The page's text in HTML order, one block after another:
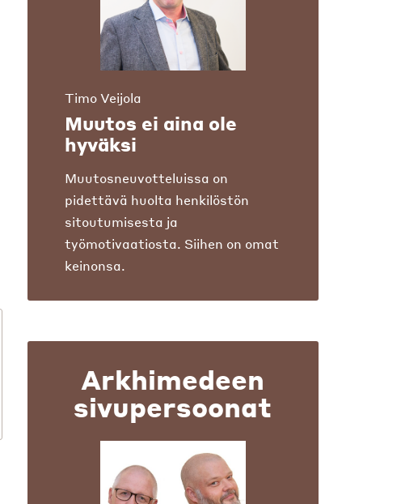
Timo Veijola
Muutos ei aina ole
hyväksi
Muutosneuvotteluissa on
pidettävä huolta henkilöstön
sitoutumisesta ja
työmotivaatiosta. Siihen on omat
keinonsa.
Arkhimedeen
sivupersoonat